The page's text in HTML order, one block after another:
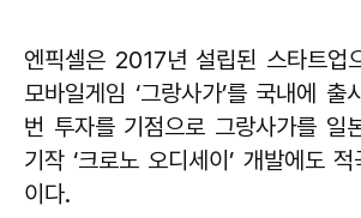
엔픽셀은 2017년 설립된 스타트업
모바일게임 ‘그랑사가’를 국내에 출
번 투자를 기점으로 그랑사가를 일
기작 ‘크로노 오디세이’ 개발에도
이다.